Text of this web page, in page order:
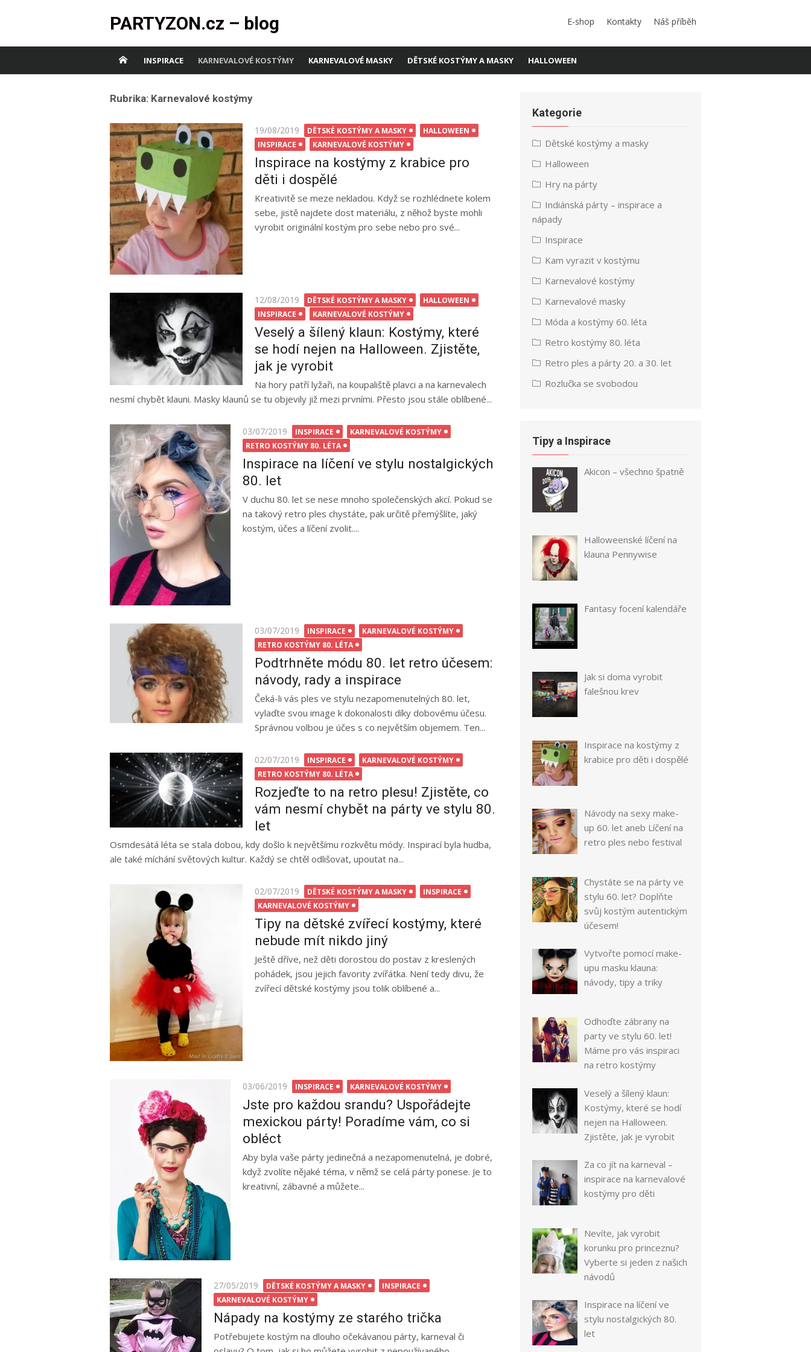
PARTYZON.cz – blog E-shop Kontakty Náš příběh
INSPIRACE KARNEVALOVÉ KOSTÝMY KARNEVALOVÉ MASKY DĚTSKÉ KOSTÝMY A MASKY HALLOWEEN
Rubrika: Karnevalové kostýmy
Posted
on
19/08/2019 DĚTSKÉ KOSTÝMY A MASKY
HALLOWEEN
INSPIRACE
KARNEVALOVÉ KOSTÝMY
Inspirace na kostýmy z krabice pro
děti i dospělé
Kreativitě se meze nekladou. Když se rozhlédnete kolem
sebe, jistě najdete dost materiálu, z něhož byste mohli
vyrobit originální kostým pro sebe nebo pro své...
Posted
on
12/08/2019 DĚTSKÉ KOSTÝMY A MASKY
HALLOWEEN
INSPIRACE
KARNEVALOVÉ KOSTÝMY
Veselý a šílený klaun: Kostýmy, které
se hodí nejen na Halloween. Zjistěte,
jak je vyrobit
Na hory patří lyžaři, na koupaliště plavci a na karnevalech
nesmí chybět klauni. Masky klaunů se tu objevily již mezi prvními. Přesto jsou stále oblíbené...
Posted
on
03/07/2019 INSPIRACE
KARNEVALOVÉ KOSTÝMY
RETRO KOSTÝMY 80. LÉTA
Inspirace na líčení ve stylu nostalgických
80. let
V duchu 80. let se nese mnoho společenských akcí. Pokud se
na takový retro ples chystáte, pak určitě přemýšlíte, jaký
kostým, účes a líčení zvolit....
Posted
on
03/07/2019 INSPIRACE
KARNEVALOVÉ KOSTÝMY
RETRO KOSTÝMY 80. LÉTA
Podtrhněte módu 80. let retro účesem:
návody, rady a inspirace
Čeká-li vás ples ve stylu nezapomenutelných 80. let,
vylaďte svou image k dokonalosti díky dobovému účesu.
Správnou volbou je účes s co největším objemem. Ten...
Posted
on
02/07/2019 INSPIRACE
KARNEVALOVÉ KOSTÝMY
RETRO KOSTÝMY 80. LÉTA
Rozjeďte to na retro plesu! Zjistěte, co
vám nesmí chybět na párty ve stylu 80.
let
Osmdesátá léta se stala dobou, kdy došlo k největšímu rozkvětu módy. Inspirací byla hudba,
ale také míchání světových kultur. Každý se chtěl odlišovat, upoutat na...
Posted
on
02/07/2019 DĚTSKÉ KOSTÝMY A MASKY
INSPIRACE
KARNEVALOVÉ KOSTÝMY
Tipy na dětské zvířecí kostýmy, které
nebude mít nikdo jiný
Ještě dříve, než děti dorostou do postav z kreslených
pohádek, jsou jejich favority zvířátka. Není tedy divu, že
zvířecí dětské kostýmy jsou tolik oblíbené a...
Posted
on
03/06/2019 INSPIRACE KARNEVALOVÉ KOSTÝMY
Jste pro každou srandu? Uspořádejte
mexickou párty! Poradíme vám, co si
obléct
Aby byla vaše párty jedinečná a nezapomenutelná, je dobré,
když zvolíte nějaké téma, v němž se celá párty ponese. Je to
kreativní, zábavné a můžete...
Posted
on
27/05/2019 DĚTSKÉ KOSTÝMY A MASKY
INSPIRACE
KARNEVALOVÉ KOSTÝMY
Nápady na kostýmy ze starého trička
Potřebujete kostým na dlouho očekávanou párty, karneval či
Kategorie
Dětské kostýmy a masky
Halloween
Hry na párty
Indiánská párty – inspirace a
nápady
Inspirace
Kam vyrazit v kostýmu
Karnevalové kostýmy
Karnevalové masky
Móda a kostýmy 60. léta
Retro kostýmy 80. léta
Retro ples a párty 20. a 30. let
Rozlučka se svobodou
Tipy a Inspirace
Akicon – všechno špatně
Halloweenské líčení na
klauna Pennywise
Fantasy focení kalendáře
Jak si doma vyrobit
falešnou krev
Inspirace na kostýmy z
krabice pro děti i dospělé
Návody na sexy make-
up 60. let aneb Líčení na
retro ples nebo festival
Chystáte se na párty ve
stylu 60. let? Doplňte
svůj kostým autentickým
účesem!
Vytvořte pomocí make-
upu masku klauna:
návody, tipy a triky
Odhoďte zábrany na
party ve stylu 60. let!
Máme pro vás inspiraci
na retro kostýmy
Veselý a šílený klaun:
Kostýmy, které se hodí
nejen na Halloween.
Zjistěte, jak je vyrobit
Za co jít na karneval –
inspirace na karnevalové
kostýmy pro děti
Nevíte, jak vyrobit
korunku pro princeznu?
Vyberte si jeden z našich
návodů
Inspirace na líčení ve
stylu nostalgických 80.
let